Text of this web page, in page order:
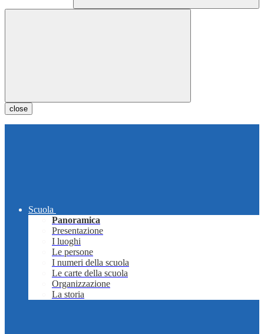
close
Scuola
Panoramica
Presentazione
I luoghi
Le persone
I numeri della scuola
Le carte della scuola
Organizzazione
La storia